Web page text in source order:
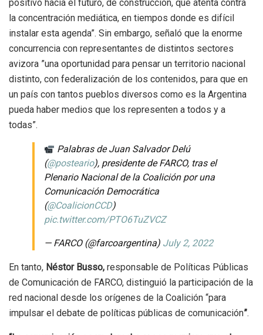
positivo hacia el futuro, de construcción, que atenta contra
la concentración mediática, en tiempos donde es difícil
instalar esta agenda”. Sin embargo, señaló que la enorme
concurrencia con representantes de distintos sectores
avizora ”una oportunidad para pensar un territorio nacional
distinto, con federalización de los contenidos, para que en
un país con tantos pueblos diversos como es la Argentina
pueda haber medios que los representen a todos y a
todas”.
Palabras de Juan Salvador Delú
(@posteario), presidente de FARCO, tras el
Plenario Nacional de la Coalición por una
Comunicación Democrática
(@CoalicionCCD)
pic.twitter.com/PTO6TuZVCZ
— FARCO (@farcoargentina) July 2, 2022
En tanto, Néstor Busso, responsable de Políticas Públicas
de Comunicación de FARCO, distinguió la participación de la
red nacional desde los orígenes de la Coalición “para
impulsar el debate de políticas públicas de comunicación”.